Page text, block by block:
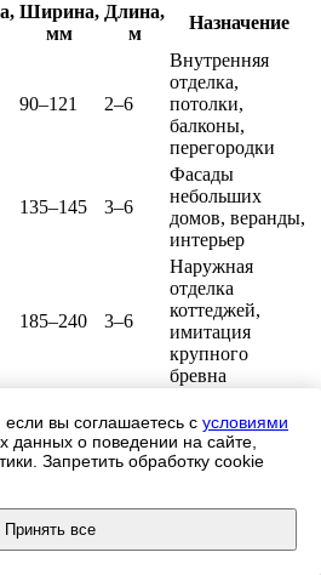
Ширина,
мм
Длина,
м
Назначение
90–121 2–6
Внутренняя
отделка,
потолки,
балконы,
перегородки
135–145 3–6
Фасады
небольших
домов, веранды,
интерьер
185–240 3–6
Наружная
отделка
коттеджей,
имитация
крупного
бревна
убедительнее она имитирует
ведёт себя на улице под
перепадов температур. Узкие
перегружают небольшие
их подбирают сдержанно
20×121 мм. Для внешней отделки
вы соглашаетесь с условиями
данных о поведении на сайте,
Запретить обработку cookie
Принять все